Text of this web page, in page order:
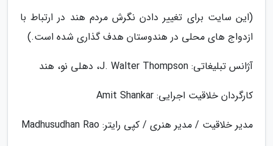
(این سایت برای تغییر دادن نگرش مردم هند در ارتباط با
ازدواج های محلی در هندوستان هدف گذاری شده است.)
آژانس تبلیغاتی: J. Walter Thompson، دهلی نو، هند
کارگردان خلاقیت اجرایی: Amit Shankar
مدیر خلاقیت / مدیر هنری / کپی رایتر: Madhusudhan Rao